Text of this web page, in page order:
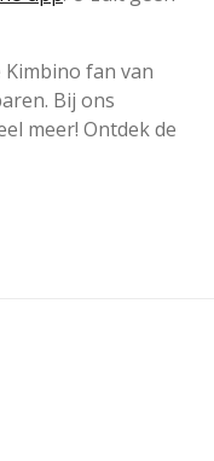
fan van
Bij ons
meer! Ontdek de